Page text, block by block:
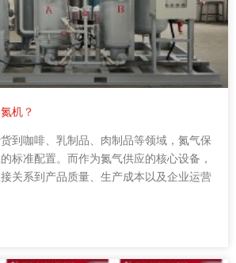
机？
到咖啡、乳制品、肉制品等领域，氮气保
标准配置。而作为氮气供应的核心设备，
关系到产品质量、生产成本以及企业运营